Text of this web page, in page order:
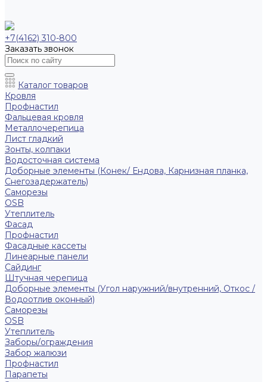
+7(4162) 310-800
Заказать звонок
Каталог товаров
Кровля
Профнастил
Фальцевая кровля
Металлочерепица
Лист гладкий
Зонты, колпаки
Водосточная система
Доборные элементы (Конек/ Ендова, Карнизная планка,
Снегозадержатель)
Саморезы
ОSB
Утеплитель
Фасад
Профнастил
Фасадные кассеты
Линеарные панели
Сайдинг
Штучная черепица
Доборные элементы (Угол наружний/внутренний, Откос /
Водоотлив оконный)
Саморезы
OSB
Утеплитель
Заборы/ограждения
Забор жалюзи
Профнастил
Парапеты